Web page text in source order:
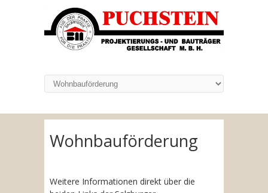
Wohnbauförderung
Weitere Informationen direkt über die